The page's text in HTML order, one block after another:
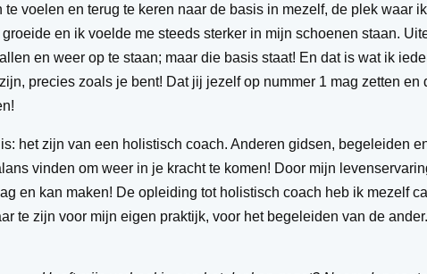
voelen en terug te keren naar de basis in mezelf, de plek waar
en ik voelde me steeds sterker in mijn schoenen staan.
en weer op te staan; maar die basis staat! En dat is wat ik
precies zoals je bent! Dat jij jezelf op nummer 1 mag zetten en
het zijn van een holistisch coach. Anderen gidsen, begeleiden
vinden om weer in je kracht te komen! Door mijn
en kan maken! De opleiding tot holistisch coach heb ik mezelf
te zijn voor mijn eigen praktijk, voor het begeleiden van de ander.